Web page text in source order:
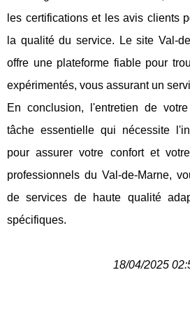
les certifications et les avis clients
la qualité du service. Le site Val-
offre une plateforme fiable pour
expérimentés, vous assurant un
En conclusion, l'entretien de
tâche essentielle qui nécessite
pour assurer votre confort et
professionnels du Val-de-Marne,
de services de haute qualité
spécifiques.
18/04/2025